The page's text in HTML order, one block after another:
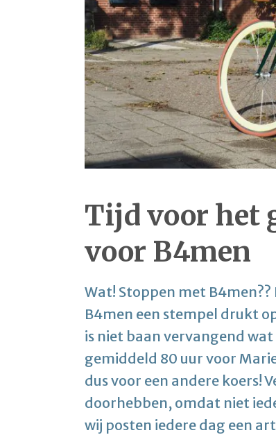
Tijd voor het
voor B4men
Wat! Stoppen met
B4men een stempel drukt
is niet baan vervangend
gemiddeld 80 uur voor
dus voor een andere koers!
doorhebben, omdat niet
wij posten iedere dag een